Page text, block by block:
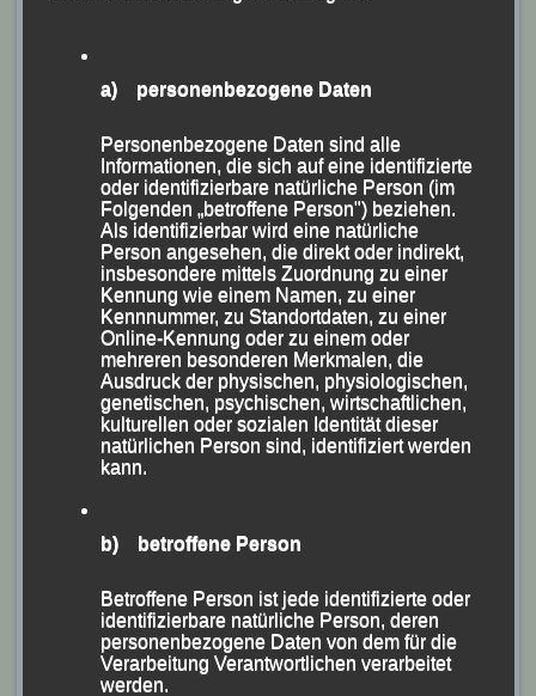
Michael Kirchberger holt im Marathon Silber bei den
40jährigen.
Foto: Habermann
a) personenbezogene Daten
Personenbezogene Daten sind alle
Informationen, die sich auf eine identifizierte
oder identifizierbare natürliche Person (im
Folgenden „betroffene Person") beziehen.
Als identifizierbar wird eine natürliche
Person angesehen, die direkt oder indirekt,
insbesondere mittels Zuordnung zu einer
Kennung wie einem Namen, zu einer
Kennnummer, zu Standortdaten, zu einer
Online-Kennung oder zu einem oder
mehreren besonderen Merkmalen, die
Ausdruck der physischen, physiologischen,
genetischen, psychischen, wirtschaftlichen,
kulturellen oder sozialen Identität dieser
natürlichen Person sind, identifiziert werden
kann.
b) betroffene Person
Betroffene Person ist jede identifizierte oder
identifizierbare natürliche Person, deren
personenbezogene Daten von dem für die
Verarbeitung Verantwortlichen verarbeitet
werden.